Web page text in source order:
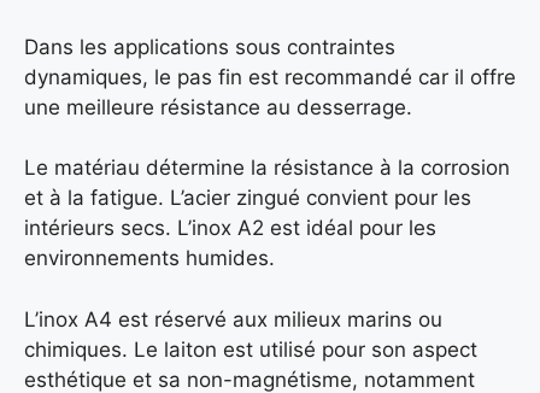
Dans les applications sous contraintes
dynamiques, le pas fin est recommandé car il offre
une meilleure résistance au desserrage.
Le matériau détermine la résistance à la corrosion
et à la fatigue. L’acier zingué convient pour les
intérieurs secs. L’inox A2 est idéal pour les
environnements humides.
L’inox A4 est réservé aux milieux marins ou
chimiques. Le laiton est utilisé pour son aspect
esthétique et sa non-magnétisme, notamment